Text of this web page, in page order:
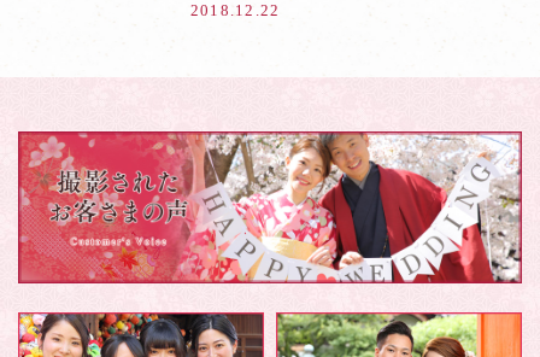
2018.12.22